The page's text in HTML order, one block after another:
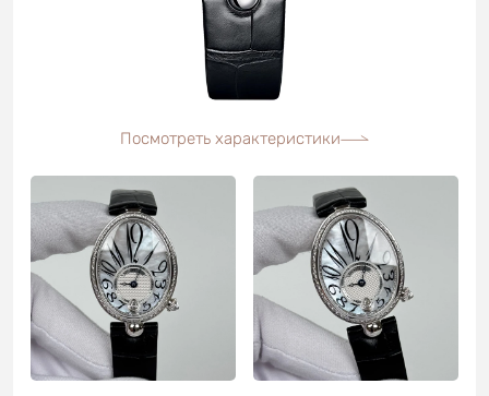
Посмотреть характеристики